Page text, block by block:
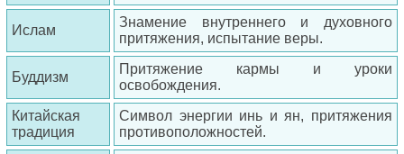
Ислам
Знамение внутреннего и духовного
притяжения, испытание веры.
Буддизм
Притяжение кармы и уроки
освобождения.
Китайская
традиция
Символ энергии инь и ян, притяжения
противоположностей.